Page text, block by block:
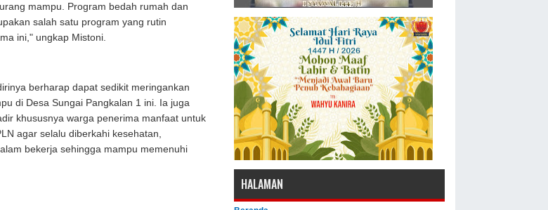
mampu. Program bedah rumah dan
salah satu program yang rutin
ini," ungkap Mistoni.
berharap dapat sedikit meringankan
di Desa Sungai Pangkalan 1 ini. Ia juga
khususnya warga penerima manfaat untuk
agar selalu diberkahi kesehatan,
bekerja sehingga mampu memenuhi
HALAMAN